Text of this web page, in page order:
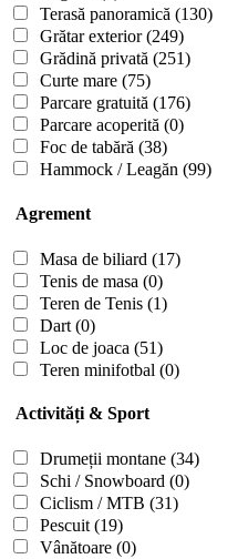
Terasă panoramică (130)
Grătar exterior(249)
Grădină privată (251)
Curte mare (75)
Parcare gratuită (176)
Parcare acoperită (0)
Foc de tabără (38)
Hammock / Leagăn (99)
Agrement
Masa de biliard (17)
Tenis de masa (0)
Teren de Tenis (1)
Dart (0)
Loc de joaca (51)
Teren minifotbal (0)
Activități & Sport
Drumeții montane (34)
Schi / Snowboard (0)
Ciclism / MTB (31)
Pescuit(19)
Vânătoare (0)